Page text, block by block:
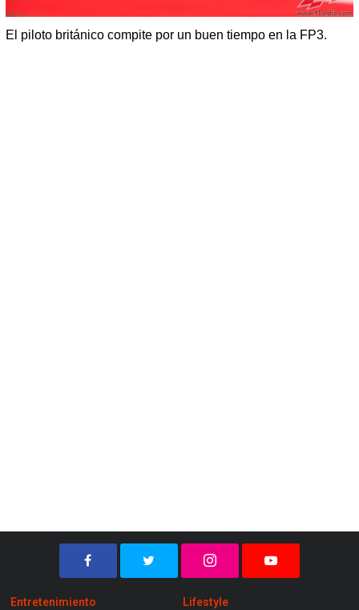
El piloto británico compite por un buen tiempo en la FP3.
Entretenimiento
Lifestyle